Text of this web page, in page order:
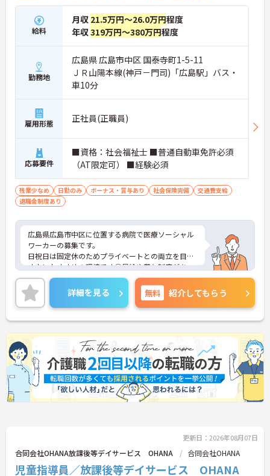
給料
月収 21.5万円～26.0万円程度
年収319万円～380万円程度
勤務地
広島県 広島市中区 国泰寺町1-5-11
ＪＲ山陽本線(神戸－門司)「広島駅」バス・
車10分
雇用形態 正社員(正職員)
応募要件
■資格：社会福祉士 ■普通自動車免許必須
（AT限定可） ■経験必須
残業少なめ 日勤のみ ボーナス・賞与あり 社会保険完備
交通費支給
退職金制度あり
広島県広島市中区に位置する病院で医療ソーシャル
ワーカーの募集です。
日祝日は固定休のためプライベートとの両立を目指
す方におすすめの環境です◎昇給や賞与制度があ
り、頑張りが評価されてしっかりと職員に還元され
ます。しっかりとしたフォロー体制で、経験に関わ
らず安心してスタートできます。これまでの経験や
知識を活かして新しい職場で働いてみませんか？
こちらの求人にご興味がございましたら面接のポイ
ントもお伝えしますので是非ご応募お待ちしており
ます。
詳細を見る 無料 紹介してもらう
更新日：2026年08月07日
合同会社OHANA放課後等デイサービス OHANA 合同会社OHANA
児童指導員／放課後等デイサービス OHANA